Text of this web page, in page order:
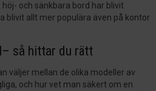
och sänkbara bord har blivit
blivit allt mer populära även på kontor
så hittar du rätt
väljer mellan de olika modeller av
och hur vet man säkert om en